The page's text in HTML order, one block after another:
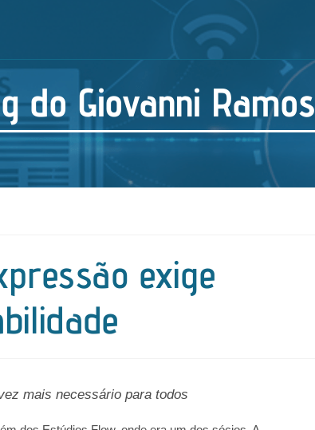
do Giovanni Ramos
exige
mais necessário para todos